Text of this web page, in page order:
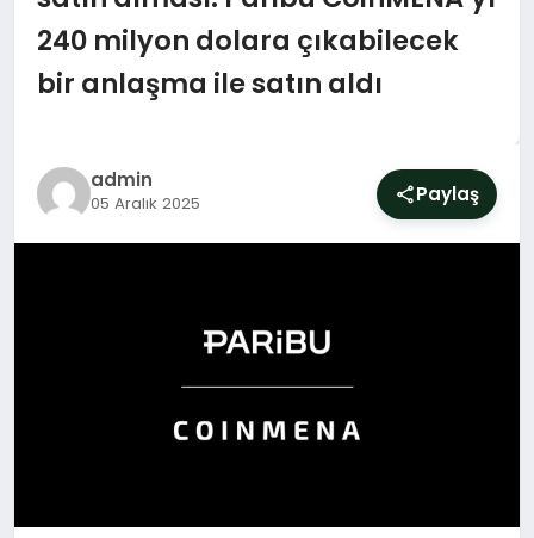
MAGAZIN
SIYASET
DÜNYA
240 milyon dolara çıkabilecek
bir anlaşma ile satın aldı
admin
05 Aralık 2025 Paylaş